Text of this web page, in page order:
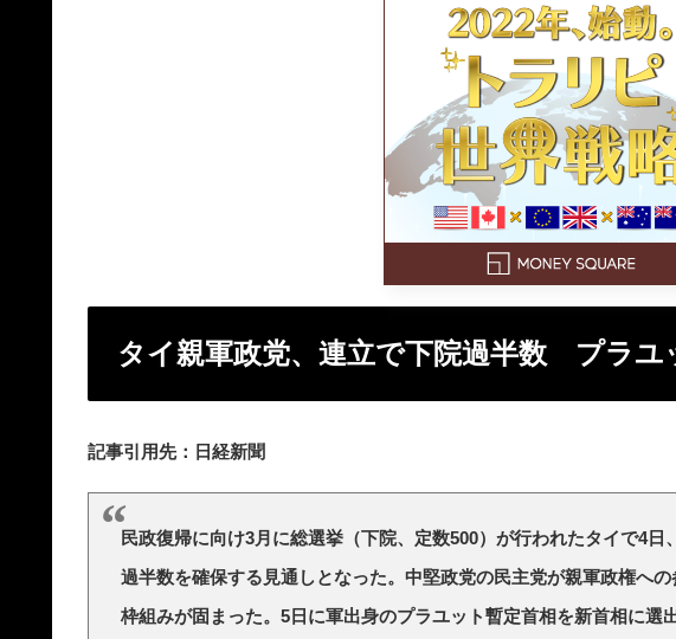
タイ親軍政党、連立で下院過半数 プラユ
記事引用先：日経新聞
民政復帰に向け3月に総選挙（下院、定数500）が行われたタイで4
過半数を確保する見通しとなった。中堅政党の民主党が親軍政権へ
枠組みが固まった。5日に軍出身のプラユット暫定首相を新首相に選